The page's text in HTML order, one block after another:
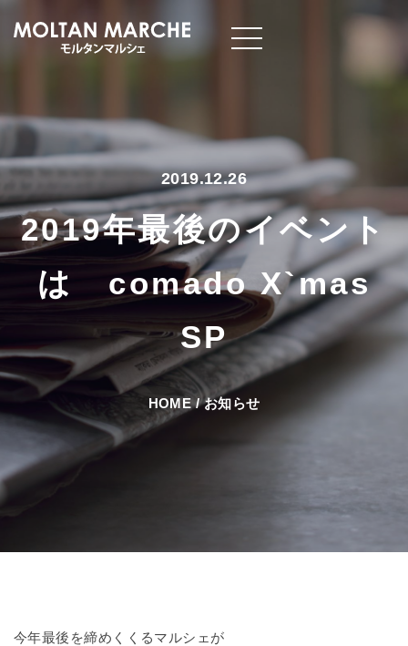
2019.12.26
2019年最後のイベント
は comado X`mas
SP
HOME/お知らせ
今年最後を締めくくるマルシェが